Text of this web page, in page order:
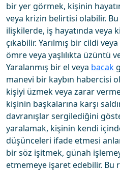
bir yer görmek, kişinin
veya krizin belirtisi olabilir.
ilişkilerde, iş hayatında veya
çıkabilir. Yarılmış bir cildi
ömre veya yaşlılıkta üzüntü
Yaralanmış bir el veya bacak
manevi bir kaybın habercisi
kişiyi üzmek veya zarar
kişinin başkalarına karşı
davranışlar sergilediğini
yaralamak, kişinin kendi
düşünceleri ifade etmesi
bir söz işitmek, günah
etmemeye işaret edebilir. Bu